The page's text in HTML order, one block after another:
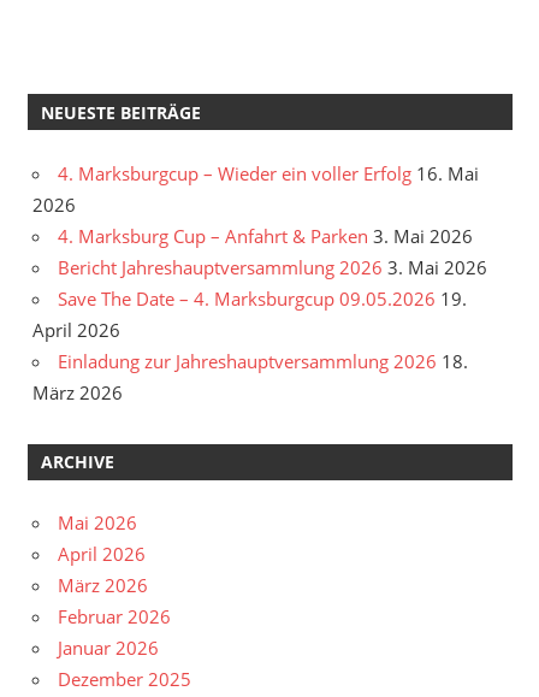
NEUESTE BEITRÄGE
4. Marksburgcup – Wieder ein voller Erfolg 16. Mai
2026
4. Marksburg Cup – Anfahrt & Parken 3. Mai 2026
Bericht Jahreshauptversammlung 2026 3. Mai 2026
Save The Date – 4. Marksburgcup 09.05.2026 19.
April 2026
Einladung zur Jahreshauptversammlung 2026 18.
März 2026
ARCHIVE
Mai 2026
April 2026
März 2026
Februar 2026
Januar 2026
Dezember 2025